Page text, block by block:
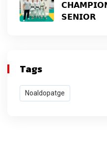
𝗦𝗘𝗡𝗜𝗢𝗥
Tags
Noaldopatge